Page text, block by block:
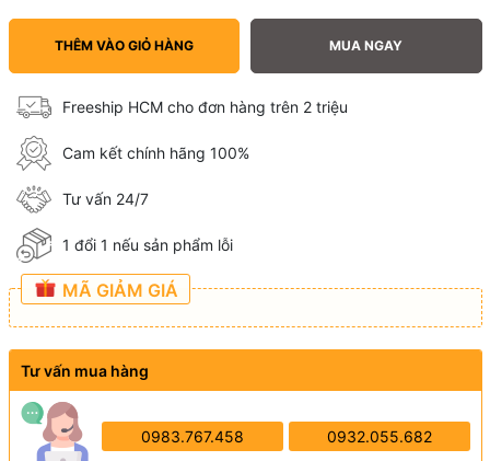
THÊM VÀO GIỎ HÀNG MUA NGAY
Freeship HCM cho đơn hàng trên 2 triệu
Cam kết chính hãng 100%
Tư vấn 24/7
1 đổi 1 nếu sản phẩm lỗi
MÃ GIẢM GIÁ
Tư vấn mua hàng
0983.767.458 0932.055.682